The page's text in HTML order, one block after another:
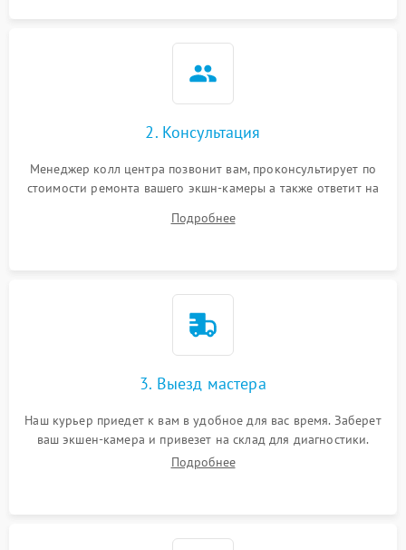
2. Консультация
Менеджер колл центра позвонит вам, проконсультирует по
стоимости ремонта вашего экшн-камеры а также ответит на
Подробнее
3. Выезд мастера
Наш курьер приедет к вам в удобное для вас время. Заберет
ваш экшен-камера и привезет на склад для диагностики.
Подробнее